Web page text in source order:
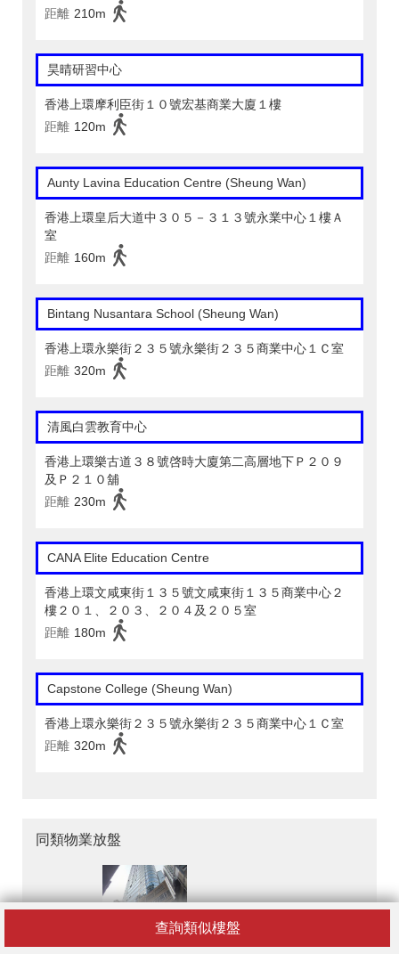
查詢類似樓盤
距離 210m
昊晴研習中心
香港上環摩利臣街１０號宏基商業大廈１樓
距離 120m
Aunty Lavina Education Centre (Sheung Wan)
香港上環皇后大道中３０５－３１３號永業中心１樓Ａ
室
距離 160m
Bintang Nusantara School (Sheung Wan)
香港上環永樂街２３５號永樂街２３５商業中心１Ｃ室
距離 320m
清風白雲教育中心
香港上環樂古道３８號啓時大廈第二高層地下Ｐ２０９
及Ｐ２１０舖
距離 230m
CANA Elite Education Centre
香港上環文咸東街１３５號文咸東街１３５商業中心２
樓２０１、２０３、２０４及２０５室
距離 180m
Capstone College (Sheung Wan)
香港上環永樂街２３５號永樂街２３５商業中心１Ｃ室
距離 320m
同類物業放盤